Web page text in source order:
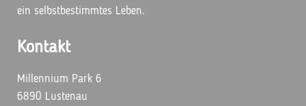
ein selbstbestimmtes Leben.
Kontakt
Millennium Park 6
6890 Lustenau